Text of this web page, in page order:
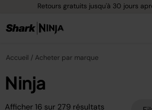
Options de paiement flexible
Accueil Acheter par marque
Ninja
Afficher 16 sur 279 résultats